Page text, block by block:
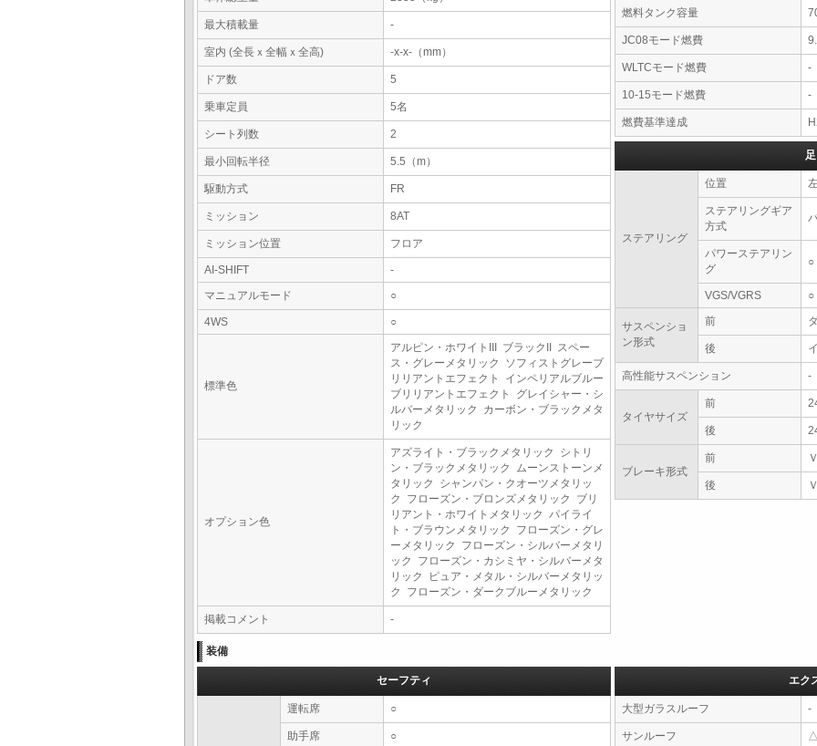
最大積載量 -
室内 (全長ｘ全幅ｘ全高) -x-x-（mm）
ドア数 5
乗車定員 5名
シート列数 2
最小回転半径 5.5（m）
駆動方式 FR
ミッション 8AT
ミッション位置 フロア
AI-SHIFT
-
マニュアルモード
○
4WS ○
標準色
アルピン・ホワイトIII ブラックII スペー
ス・グレーメタリック ソフィストグレーブ
リリアントエフェクト インペリアルブルー
ブリリアントエフェクト グレイシャー・シ
ルバーメタリック カーボン・ブラックメタ
リック
オプション色
アズライト・ブラックメタリック シトリ
ン・ブラックメタリック ムーンストーンメ
タリック シャンパン・クオーツメタリッ
ク フローズン・ブロンズメタリック ブリ
リアント・ホワイトメタリック パイライ
ト・ブラウンメタリック フローズン・グレ
ーメタリック フローズン・シルバーメタリ
ック フローズン・カシミヤ・シルバーメタ
リック ピュア・メタル・シルバーメタリッ
ク フローズン・ダークブルーメタリック
掲載コメント -
燃料タンク容量
JC08モード燃費
WLTCモード燃費 -
10-15モード燃費 -
燃費基準達成
ステアリング
位置
ステアリングギア
方式
パワーステアリン
グ
○
VGS/VGRS ○
サスペンショ
ン形式
前
後
高性能サスペンション -
タイヤサイズ
前
後
ブレーキ形式
前
後
装備
セーフティ
運転席 ○
助手席 ○
エク
大型ガラスルーフ -
サンルーフ